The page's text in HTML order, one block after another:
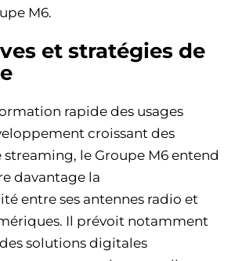
M6.
et stratégies de
rapide des usages
croissant des
le Groupe M6 entend
davantage la
entre ses antennes radio et
Il prévoit notamment
solutions digitales